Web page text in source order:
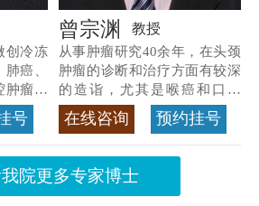
创冷冻
癌、
肿瘤等
号
曾宗渊 教授
从事肿瘤研究40余年，在头颈
肿瘤的诊断和治疗方面有较深
的造诣，尤其是喉癌和口腔
癌，迄今仍是广东喉癌单病种
首席专家 >>查看专家详情
在线咨询 预约挂号
院更多专家博士